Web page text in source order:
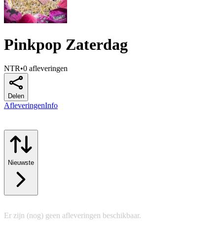
Pinkpop Zaterdag
NTR•0 afleveringen
Delen
AfleveringenInfo
Nieuwste
Er zijn (nog) geen afleveringen beschikbaar.